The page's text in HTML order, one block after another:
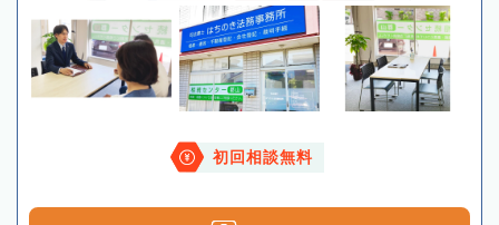
初回相談無料